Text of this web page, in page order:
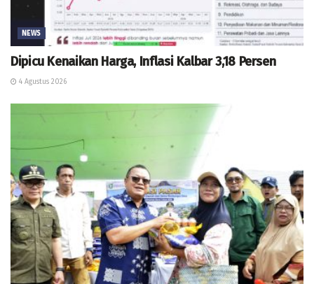
NEWS
Dipicu Kenaikan Harga, Inflasi Kalbar 3,18 Persen
4 Agustus 2026